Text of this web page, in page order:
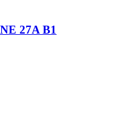
27A B1